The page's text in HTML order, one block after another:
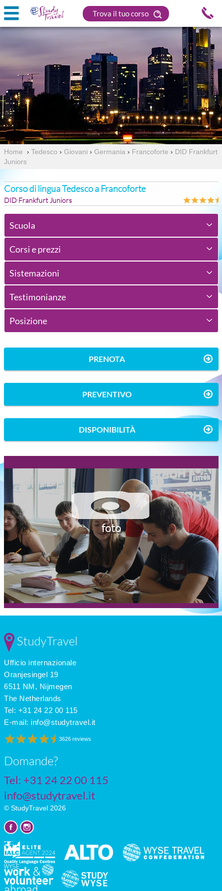
Trova il tuo corso
Home › Tedesco › Giovani › Germania › Francoforte › DID Frankfurt
Juniors
Corso di lingua Tedesco a Francoforte
DID Frankfurt Juniors
Scuola
Corsi e prezzi
Sistemazioni
Testimonianze
Posizione
PRENOTA
PREVENTIVO
DISPONIBILITÀ
foto
StudyTravel
Ufficio internazionale
Oranjesingel 19
6511 NM, Nijmegen
The Netherlands
Tel: +31 24 22 00 115
E-mail: info@studytravel.it
3626 reviews
Domande?
Tel: +31 24 22 00 115
info@studytravel.it
© StudyTravel 2026